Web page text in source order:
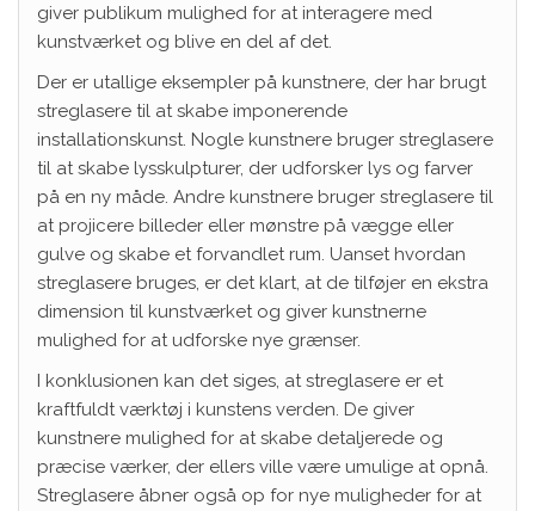
giver publikum mulighed for at interagere med
kunstværket og blive en del af det.
Der er utallige eksempler på kunstnere, der har brugt
streglasere til at skabe imponerende
installationskunst. Nogle kunstnere bruger streglasere
til at skabe lysskulpturer, der udforsker lys og farver
på en ny måde. Andre kunstnere bruger streglasere til
at projicere billeder eller mønstre på vægge eller
gulve og skabe et forvandlet rum. Uanset hvordan
streglasere bruges, er det klart, at de tilføjer en ekstra
dimension til kunstværket og giver kunstnerne
mulighed for at udforske nye grænser.
I konklusionen kan det siges, at streglasere er et
kraftfuldt værktøj i kunstens verden. De giver
kunstnere mulighed for at skabe detaljerede og
præcise værker, der ellers ville være umulige at opnå.
Streglasere åbner også op for nye muligheder for at